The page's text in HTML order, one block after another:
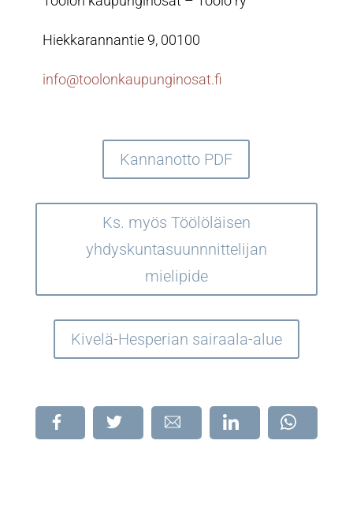
Hiekkarannantie 9, 00100
info@toolonkaupunginosat.fi
Kannanotto PDF
Ks. myös Töölöläisen
yhdyskuntasuunnnittelijan
mielipide
Kivelä-Hesperian sairaala-alue